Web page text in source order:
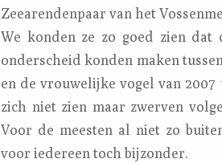
Zeearendenpaar van het
We konden ze zo goed zien dat
onderscheid konden maken
en de vrouwelijke vogel van
zich niet zien maar zwerven
Voor de meesten al niet zo
voor iedereen toch bijzonder.